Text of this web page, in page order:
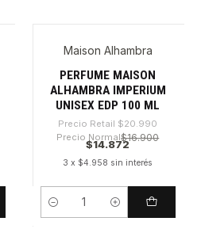
-29%
Maison Alhambra
PERFUME MAISON
ALHAMBRA IMPERIUM
UNISEX EDP 100 ML
Precio Retail $20.990
Precio Normal$16.900
$14.872
3 x $4.958 sin interés
Cantidad